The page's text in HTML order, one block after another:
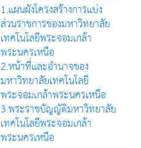
1.แผนผังโครงสร้างการแบ่ง
ส่วนราชการของมหาวิทยาลัย
เทคโนโลยีพระจอมเกล้า
พระนครเหนือ
2.หน้าที่และอำนาจของ
มหาวิทยาลัยเทคโนโลยี
พระจอมเกล้าพระนครเหนือ
3.พระราชบัญญัติมหาวิทยาลัย
เทคโนโลยีพระจอมเกล้า
พระนครเหนือ